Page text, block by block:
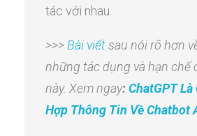
tác với nhau.
>>> Bài viếtsau nói rõ hơn
những tác dụng và hạn chế
này. Xem ngay:ChatGPT
Hợp Thông Tin Về Chatbot